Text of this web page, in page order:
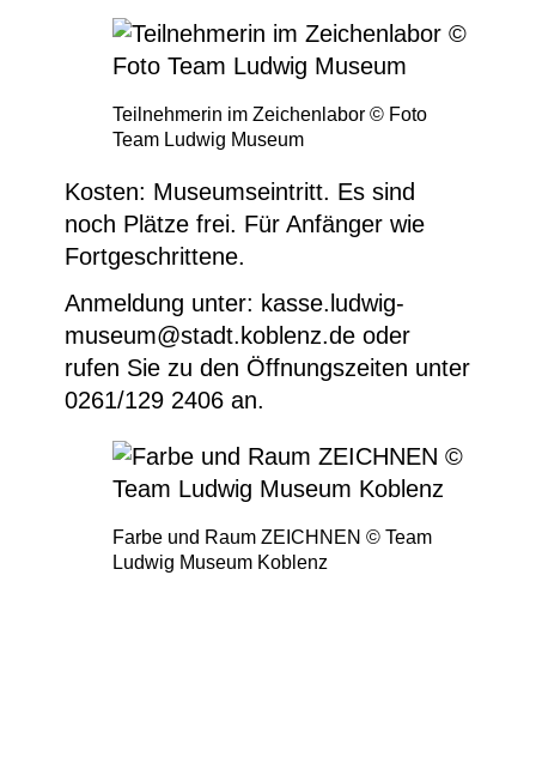
Teilnehmerin im Zeichenlabor © Foto
Team Ludwig Museum
Kosten: Museumseintritt. Es sind
noch Plätze frei. Für Anfänger wie
Fortgeschrittene.
Anmeldung unter: kasse.ludwig-
museum@stadt.koblenz.de oder
rufen Sie zu den Öffnungszeiten unter
0261/129 2406 an.
Farbe und Raum ZEICHNEN © Team
Ludwig Museum Koblenz